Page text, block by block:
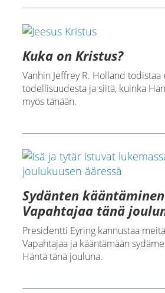
Kuka on Kristus?
Vanhin Jeffrey R. Holland todistaa
todellisuudesta ja siitä, kuinka
myös tänään.
Sydänten
Vapahtajaa tänä
Presidentti Eyring kannustaa
Vapahtajaa ja kääntämään
Häntä tänä jouluna.